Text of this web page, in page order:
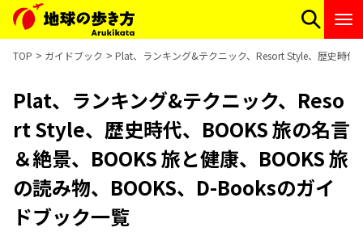
TOP ガイドブック Plat、ランキング&テクニック、Resort Style、歴史時代
Plat、ランキング&テクニック、Reso
rt Style、歴史時代、BOOKS 旅の名言
＆絶景、BOOKS 旅と健康、BOOKS 旅
の読み物、BOOKS、D-Booksのガイ
ドブック一覧